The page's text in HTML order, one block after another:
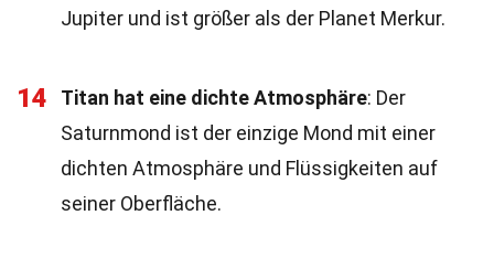
Jupiter und ist größer als der Planet Merkur.
14 Titan hat eine dichte Atmosphäre: Der
Saturnmond ist der einzige Mond mit einer
dichten Atmosphäre und Flüssigkeiten auf
seiner Oberfläche.